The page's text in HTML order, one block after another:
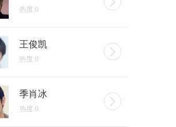
热度:0
王俊凯
热度:0
季肖冰
热度:0